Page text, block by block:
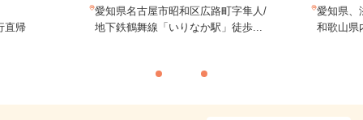
直帰
愛知県名古屋市昭和区広路町字隼人/
地下鉄鶴舞線「いりなか駅」徒歩...
愛知県、
和歌山